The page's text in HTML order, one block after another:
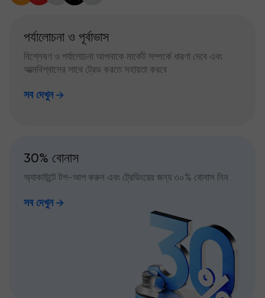
পর্যালোচনা ও পূর্বাভাস
বিশ্লেষণ ও পর্যালোচনা আপনাকে মার্কেট সম্পর্কে ধারণা দেবে এবং
আত্মবিশ্বাসের সাথে ট্রেড করতে সহায়তা করবে
সব দেখুন
30% বোনাস
অ্যাকাউন্টে টপ-আপ করুন এবং ট্রেডিংয়ের জন্য ৩০% বোনাস নিন
সব দেখুন